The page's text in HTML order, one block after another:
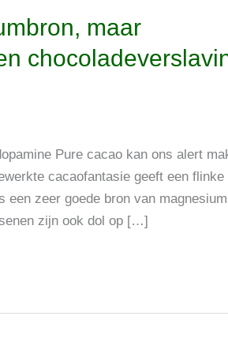
maar
Pure cacao kan ons alert
cacaofantasie geeft een flinke
zeer goede bron van
zijn ook dol op […]